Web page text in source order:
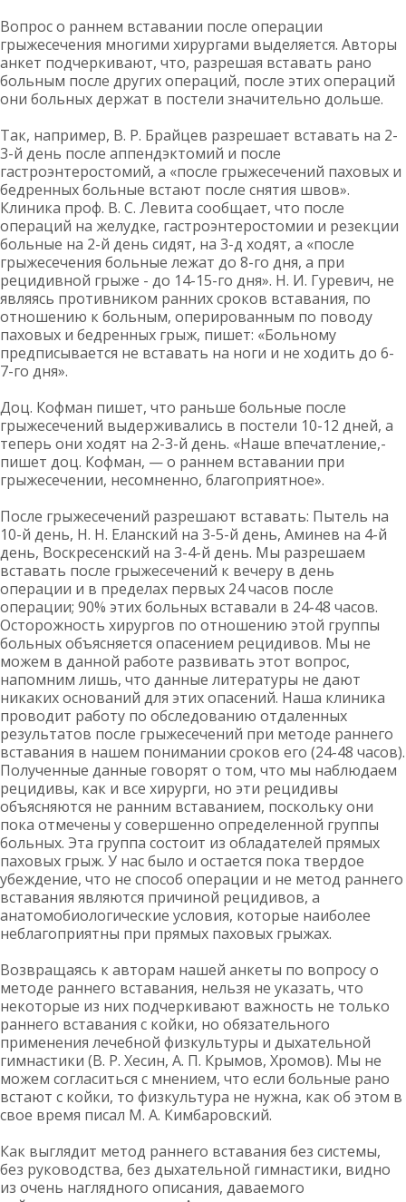
Вопрос о раннем вставании после операции
грыжесечения многими хирургами выделяется. Авторы
анкет подчеркивают, что, разрешая вставать рано
больным после других операций, после этих операций
они больных держат в постели значительно дольше.
Так, например, В. Р. Брайцев разрешает вставать на 2-
3-й день после аппендэктомий и после
гастроэнтеростомий, а «после грыжесечений паховых и
бедренных больные встают после снятия швов».
Клиника проф. В. С. Левита сообщает, что после
операций на желудке, гастроэнтеростомии и резекции
больные на 2-й день сидят, на 3-д ходят, а «после
грыжесечения больные лежат до 8-го дня, а при
рецидивной грыже - до 14-15-го дня». Н. И. Гуревич, не
являясь противником ранних сроков вставания, по
отношению к больным, оперированным по поводу
паховых и бедренных грыж, пишет: «Больному
предписывается не вставать на ноги и не ходить до 6-
7-го дня».
Доц. Кофман пишет, что раньше больные после
грыжесечений выдерживались в постели 10-12 дней, а
теперь они ходят на 2-3-й день. «Наше впечатление,-
пишет доц. Кофман, — о раннем вставании при
грыжесечении, несомненно, благоприятное».
После грыжесечений разрешают вставать: Пытель на
10-й день, Н. Н. Еланский на 3-5-й день, Аминев на 4-й
день, Воскресенский на 3-4-й день. Мы разрешаем
вставать после грыжесечений к вечеру в день
операции и в пределах первых 24 часов после
операции; 90% этих больных вставали в 24-48 часов.
Осторожность хирургов по отношению этой группы
больных объясняется опасением рецидивов. Мы не
можем в данной работе развивать этот вопрос,
напомним лишь, что данные литературы не дают
никаких оснований для этих опасений. Наша клиника
проводит работу по обследованию отдаленных
результатов после грыжесечений при методе раннего
вставания в нашем понимании сроков его (24-48 часов).
Полученные данные говорят о том, что мы наблюдаем
рецидивы, как и все хирурги, но эти рецидивы
объясняются не ранним вставанием, поскольку они
пока отмечены у совершенно определенной группы
больных. Эта группа состоит из обладателей прямых
паховых грыж. У нас было и остается пока твердое
убеждение, что не способ операции и не метод раннего
вставания являются причиной рецидивов, а
анатомобиологические условия, которые наиболее
неблагоприятны при прямых паховых грыжах.
Возвращаясь к авторам нашей анкеты по вопросу о
методе раннего вставания, нельзя не указать, что
некоторые из них подчеркивают важность не только
раннего вставания с койки, но обязательного
применения лечебной физкультуры и дыхательной
гимнастики (В. Р. Хесин, А. П. Крымов, Хромов). Мы не
можем согласиться с мнением, что если больные рано
встают с койки, то физкультура не нужна, как об этом в
свое время писал М. А. Кимбаровский.
Как выглядит метод раннего вставания без системы,
без руководства, без дыхательной гимнастики, видно
из очень наглядного описания, даваемого